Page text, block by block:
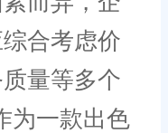
合考虑价
量等多个
为一款出色